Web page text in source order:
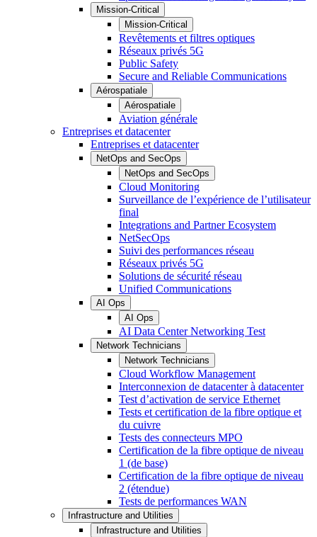
Mission-Critical
Mission-Critical
Revêtements et filtres optiques
Réseaux privés 5G
Public Safety
Secure and Reliable Communications
Aérospatiale
Aérospatiale
Aviation générale
Entreprises et datacenter
Entreprises et datacenter
NetOps and SecOps
NetOps and SecOps
Cloud Monitoring
Surveillance de l’expérience de l’utilisateur
final
Integrations and Partner Ecosystem
NetSecOps
Suivi des performances réseau
Réseaux privés 5G
Solutions de sécurité réseau
Unified Communications
AI Ops
AI Ops
AI Data Center Networking Test
Network Technicians
Network Technicians
Cloud Workflow Management
Interconnexion de datacenter à datacenter
Test d’activation de service Ethernet
Tests et certification de la fibre optique et
du cuivre
Tests des connecteurs MPO
Certification de la fibre optique de niveau
1 (de base)
Certification de la fibre optique de niveau
2 (étendue)
Tests de performances WAN
Infrastructure and Utilities
Infrastructure and Utilities